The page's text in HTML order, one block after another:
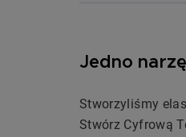
Jedno
Stworzyliśmy
Stwórz Cyfrową